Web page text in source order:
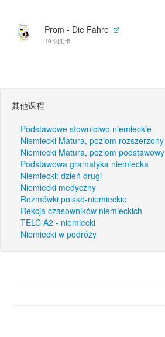
Prom - Die Fähre
10 词汇卡
其他课程
Podstawowe słownictwo niemieckie
Niemiecki Matura, poziom rozszerzony
Niemiecki Matura, poziom podstawowy
Podstawowa gramatyka niemiecka
Niemiecki: dzień drugi
Niemiecki medyczny
Rozmówki polsko-niemieckie
Rekcja czasowników niemieckich
TELC A2 - niemiecki
Niemiecki w podróży